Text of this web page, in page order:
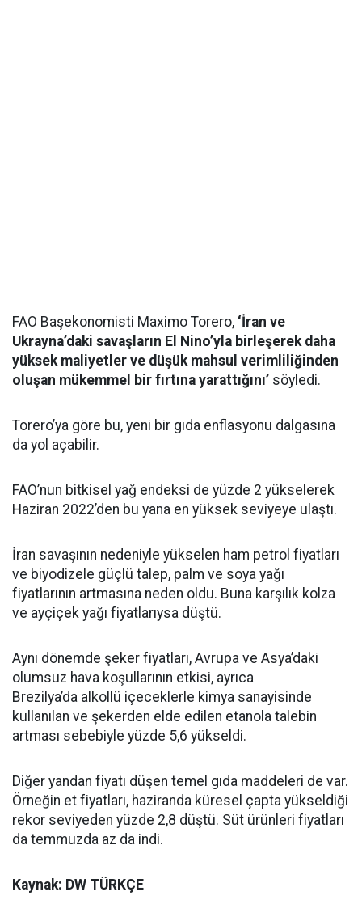
FAO Başekonomisti Maximo Torero, ‘İran ve
Ukrayna’daki savaşların El Nino’yla birleşerek daha
yüksek maliyetler ve düşük mahsul verimliliğinden
oluşan mükemmel bir fırtına yarattığını’ söyledi.
Torero’ya göre bu, yeni bir gıda enflasyonu dalgasına
da yol açabilir.
FAO’nun bitkisel yağ endeksi de yüzde 2 yükselerek
Haziran 2022’den bu yana en yüksek seviyeye ulaştı.
İran savaşının nedeniyle yükselen ham petrol fiyatları
ve biyodizele güçlü talep, palm ve soya yağı
fiyatlarının artmasına neden oldu. Buna karşılık kolza
ve ayçiçek yağı fiyatlarıysa düştü.
Aynı dönemde şeker fiyatları, Avrupa ve Asya’daki
olumsuz hava koşullarının etkisi, ayrıca
Brezilya’da alkollü içeceklerle kimya sanayisinde
kullanılan ve şekerden elde edilen etanola talebin
artması sebebiyle yüzde 5,6 yükseldi.
Diğer yandan fiyatı düşen temel gıda maddeleri de var.
Örneğin et fiyatları, haziranda küresel çapta yükseldiği
rekor seviyeden yüzde 2,8 düştü. Süt ürünleri fiyatları
da temmuzda az da indi.
Kaynak: DW TÜRKÇE